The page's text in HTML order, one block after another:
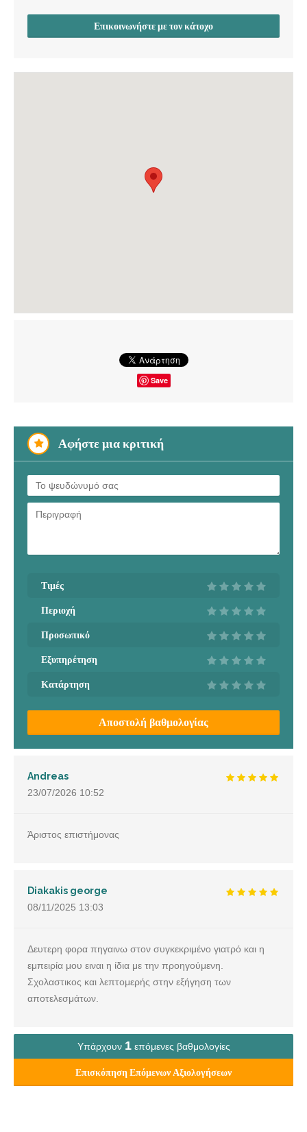
Επικοινωνήστε με τον κάτοχο
Save
Αφήστε μια κριτική
Τιμές
Περιοχή
Προσωπικό
Εξυπηρέτηση
Κατάρτηση
Αποστολή βαθμολογίας
Andreas
23/07/2026 10:52
Άριστος επιστήμονας
Diakakis george
08/11/2025 13:03
Δευτερη φορα πηγαινω στον συγκεκριμένο γιατρό και η
εμπειρία μου ειναι η ίδια με την προηγούμενη.
Σχολαστικος και λεπτομερής στην εξήγηση των
αποτελεσμάτων.
Υπάρχουν 1επόμενες βαθμολογίες
Επισκόπηση Επόμενων Αξιολογήσεων